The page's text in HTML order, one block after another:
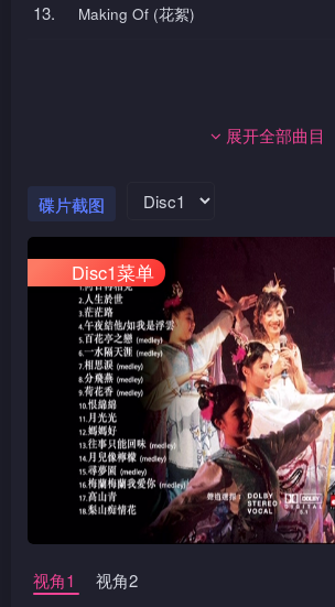
13. Making Of (花絮)
展开全部曲目
碟片截图
Disc1菜单
视角1 视角2